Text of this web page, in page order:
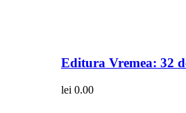
Editura Vremea: 32
lei 0.00